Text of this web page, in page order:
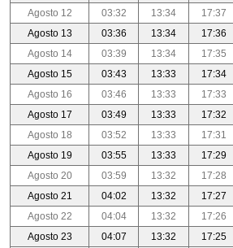
Agosto 12
03:32 13:34 17:37
Agosto 13
03:36 13:34 17:36
Agosto 14
03:39 13:34 17:35
Agosto 15
03:43 13:33 17:34
Agosto 16
03:46 13:33 17:33
Agosto 17
03:49 13:33 17:32
Agosto 18
03:52 13:33 17:31
Agosto 19
03:55 13:33 17:29
Agosto 20
03:59 13:32 17:28
Agosto 21
04:02 13:32 17:27
Agosto 22
04:04 13:32 17:26
Agosto 23
04:07 13:32 17:25